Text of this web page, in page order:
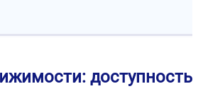
доступность